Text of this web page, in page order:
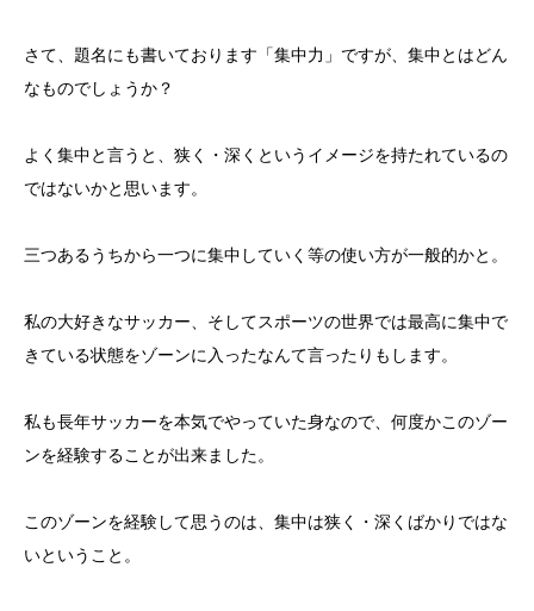
さて、題名にも書いております「集中力」ですが、集中とはどん
なものでしょうか？
よく集中と言うと、狭く・深くというイメージを持たれているの
ではないかと思います。
三つあるうちから一つに集中していく等の使い方が一般的かと。
私の大好きなサッカー、そしてスポーツの世界では最高に集中で
きている状態をゾーンに入ったなんて言ったりもします。
私も長年サッカーを本気でやっていた身なので、何度かこのゾー
ンを経験することが出来ました。
このゾーンを経験して思うのは、集中は狭く・深くばかりではな
いということ。